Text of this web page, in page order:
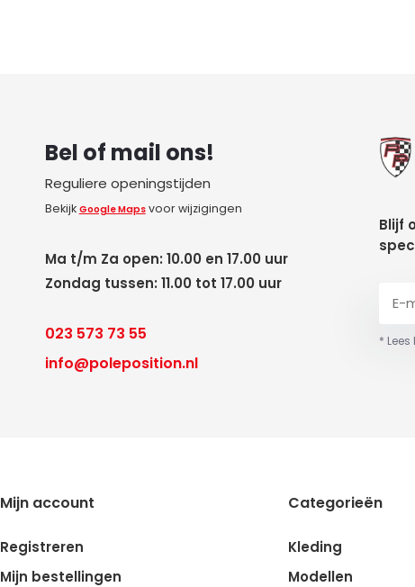
Bel of mail ons!
Reguliere openingstijden
Bekijk Google Mapsvoor wijzigingen
Ma t/m Za open: 10.00 en 17.00 uur
Zondag tussen: 11.00 tot 17.00 uur
023 573 73 55
info@poleposition.nl
Blijf
*
Mijn account
Registreren
Mijn bestellingen
Categorieën
Kleding
Modellen